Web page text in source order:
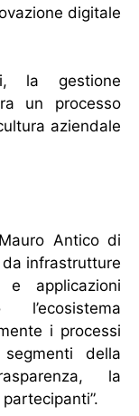
digitale
la gestione
un processo
aziendale
Antico di
infrastrutture
e applicazioni
i processi
della
la